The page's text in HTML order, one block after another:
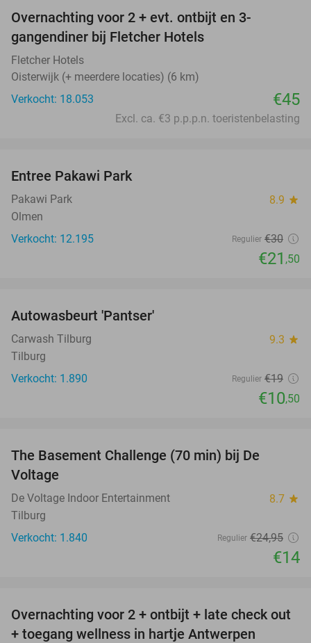
Overnachting voor 2 + evt. ontbijt en 3-
gangendiner bij Fletcher Hotels
Fletcher Hotels
Oisterwijk (+ meerdere locaties) (6 km)
Verkocht: 18.053
€45
Excl. ca. €3 p.p.p.n. toeristenbelasting
Entree Pakawi Park
Pakawi Park 8.9 star
Olmen
Verkocht: 12.195
Regulier €30
€21 ,50
Autowasbeurt 'Pantser'
Carwash Tilburg 9.3 star
Tilburg
Verkocht: 1.890
Regulier €19
€10,50
The Basement Challenge (70 min) bij De
Voltage
De Voltage Indoor Entertainment 8.7 star
Tilburg
Verkocht: 1.840
Regulier €24,95
€14
59%
Overnachting voor 2 + ontbijt + late check out
+ toegang wellness in hartje Antwerpen